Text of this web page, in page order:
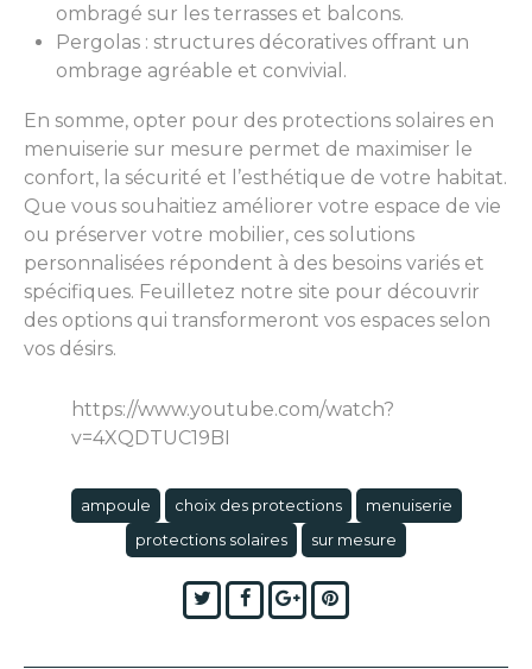
ombragé sur les terrasses et balcons.
Pergolas : structures décoratives offrant un
ombrage agréable et convivial.
En somme, opter pour des protections solaires en
menuiserie sur mesure permet de maximiser le
confort, la sécurité et l’esthétique de votre habitat.
Que vous souhaitiez améliorer votre espace de vie
ou préserver votre mobilier, ces solutions
personnalisées répondent à des besoins variés et
spécifiques. Feuilletez notre site pour découvrir
des options qui transformeront vos espaces selon
vos désirs.
https://www.youtube.com/watch?
v=4XQDTUC19BI
ampoule choix des protections
menuiserie
protections solaires
sur mesure
TwitterFacebook
Google+Pinterest